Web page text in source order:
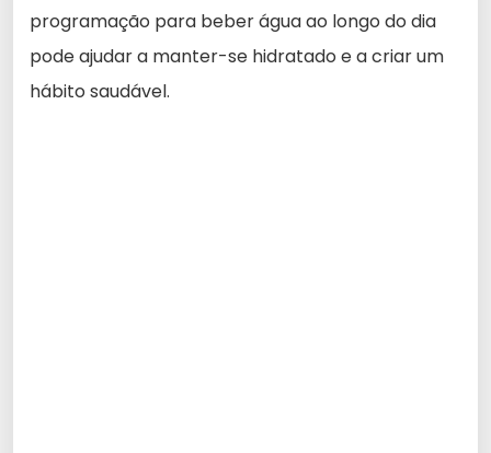
programação para beber água ao longo do dia
pode ajudar a manter-se hidratado e a criar um
hábito saudável.